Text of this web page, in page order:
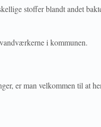
stoffer blandt andet
i kommunen.
er man velkommen til at